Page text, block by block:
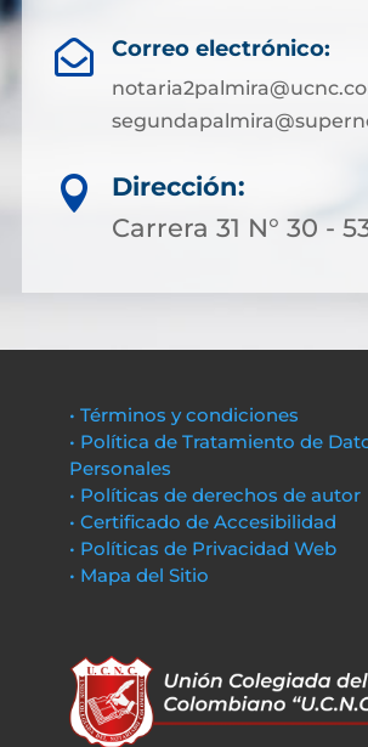
 Correo electrónico:

Dirección:
Carrera 31 N° 30 -
• Términos y condiciones
• Política de Tratamiento de
Personales
• Políticas de derechos de autor
• Certificado de Accesibilidad
• Políticas de Privacidad Web
• Mapa del Sitio